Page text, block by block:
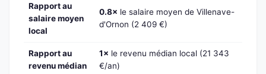
Rapport au
salaire moyen
local
0.8× le salaire moyen de Villenave-
d'Ornon (2 409 €)
Rapport au
revenu médian
1× le revenu médian local (21 343
€/an)